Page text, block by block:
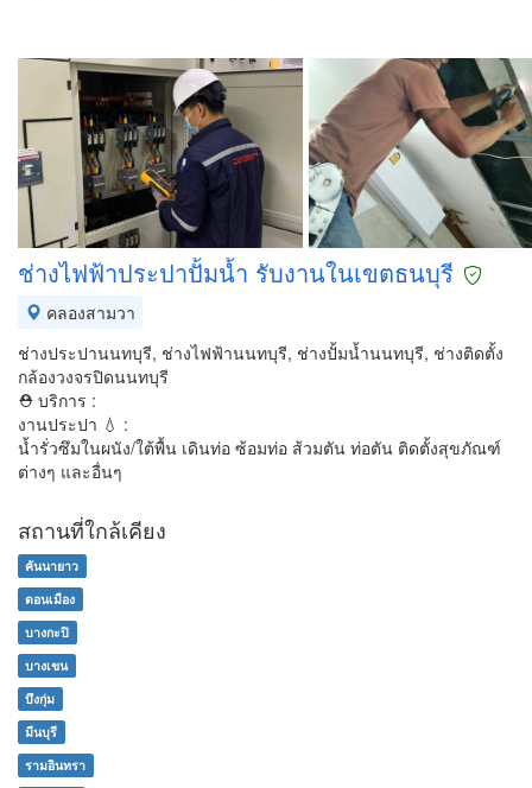
ช่างไฟฟ้าประปาปั้มน้ำ รับงานในเขตธนบุรี
คลองสามวา
ช่างประปานนทบุรี, ช่างไฟฟ้านนทบุรี, ช่างปั้มน้ำนนทบุรี, ช่างติดตั้ง
กล้องวงจรปิดนนทบุรี
⛑ บริการ :
งานประปา 💧 :
น้ำรั่วซึมในผนัง/ใต้พื้น เดินท่อ ซ้อมท่อ ส้วมตัน ท่อตัน ติดตั้งสุขภัณฑ์
ต่างๆ และอื่นๆ
สถานที่ใกล้เคียง
คันนายาว
ดอนเมือง
บางกะปิ
บางเขน
บึงกุ่ม
มีนบุรี
รามอินทรา